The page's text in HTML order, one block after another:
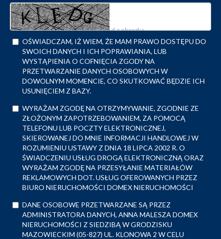
OŚWIADCZAM, IŻ WIEM, ŻE MAM PRAWO DOSTĘPU DO
SWOICH DANYCH I ICH POPRAWIANIA, LUB
WYSTĄPIENIA O COFNIĘCIA ZGODY NA
PRZETWARZANIE DANYCH OSOBOWYCH W
DOWOLNYM MOMENCIE, CO SKUTKOWAĆ BĘDZIE ICH
USUNIĘCIEM Z BAZY.
WYRAŻAM ZGODĘ NA OTRZYMYWANIE, ZGODNIE ZE
ZŁOŻONYM ZAPOTRZEBOWANIEM, ZA POMOCĄ
TELEFONU LUB POCZTY ELEKTRONICZNEJ,
SKIEROWANEJ DO MNIE INFORMACJI HANDLOWEJ W
ROZUMIENIU USTAWY Z DNIA 18 LIPCA 2002 R. O
ŚWIADCZENIU USŁUG DROGĄ ELEKTRONICZNĄ ORAZ
WYRAŻAM ZGODĘ NA PRZESYŁANIE MATERIAŁÓW
REKLAMOWYCH DOT. USŁUG OFEROWANYCH PRZEZ
BIURO NIERUCHOMOŚCI DOMEX NIERUCHOMOŚCI
DANE OSOBOWE PRZETWARZANE SĄ PRZEZ
ADMINISTRATORA DANYCH, ANNA MALESZA DOMEX
NIERUCHOMOŚCI Z SIEDZIBĄ W GRODZISKU
MAZOWIECKIM (05-827) UL. KLONOWA 2 W CELU